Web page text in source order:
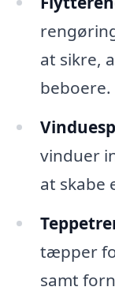
at sikre,
beboere.
vinduer
at skabe
tæpper
samt